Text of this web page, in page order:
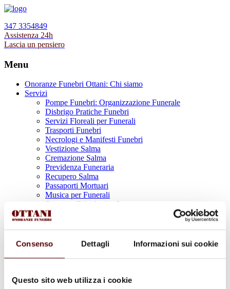
Consenso Dettagli Informazioni sui cookie
Questo sito web utilizza i cookie
347 3354849
Assistenza 24h
Lascia un pensiero
Menu
Onoranze Funebri Ottani: Chi siamo
Servizi
Pompe Funebri: Organizzazione Funerale
Disbrigo Pratiche Funebri
Servizi Floreali per Funerali
Trasporti Funebri
Necrologi e Manifesti Funebri
Vestizione Salma
Cremazione Salma
Previdenza Funeraria
Recupero Salma
Passaporti Mortuari
Musica per Funerali
Supporto Psicologico Lutto
Prodotti Funerari
Lapidi, Lastre tombali e Monumenti Funerari
Urne Cinerarie
Allestimento Funebre
In caso di decesso
News